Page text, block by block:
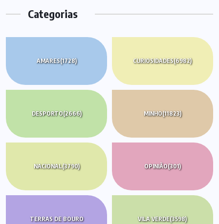
Categorias
AMARES(1728) CURIOSIDADES(6982)
DESPORTO(2666) MINHO(11823)
NACIONAL(3790) OPINIÃO(301)
TERRAS DE BOURO
VILA VERDE(3598)